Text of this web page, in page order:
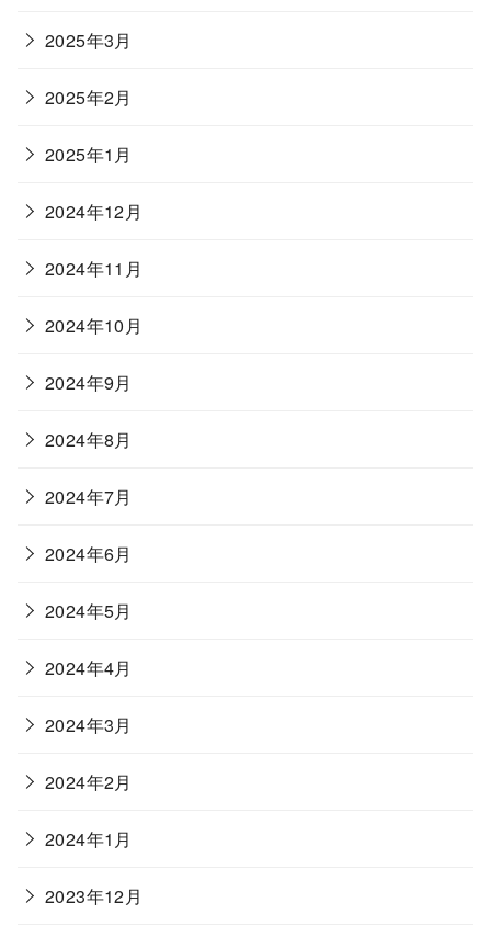
2025年3月
2025年2月
2025年1月
2024年12月
2024年11月
2024年10月
2024年9月
2024年8月
2024年7月
2024年6月
2024年5月
2024年4月
2024年3月
2024年2月
2024年1月
2023年12月